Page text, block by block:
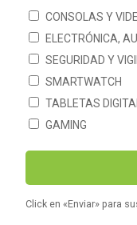
Ceular Pc Ps3 Ps4 Switch
$47.190
CONSOLAS Y
ELECTRÓNICA,
SEGURIDAD Y
SMARTWATCH
TABLETAS
GAMING
Click en «Enviar» para